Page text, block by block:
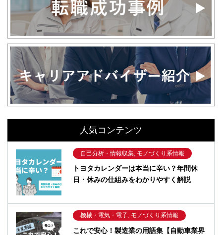
人気コンテンツ
自己分析・情報収集, モノづくり系情報
トヨタカレンダーは本当に辛い？年間休
日・休みの仕組みをわかりやすく解説
機械・電気・電子, モノづくり系情報
これで安心！製造業の用語集【自動車業界